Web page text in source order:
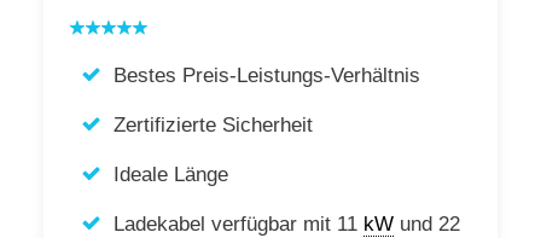
Bestes Preis-Leistungs-Verhältnis
Zertifizierte Sicherheit
Ideale Länge
Ladekabel verfügbar mit 11 kW und 22